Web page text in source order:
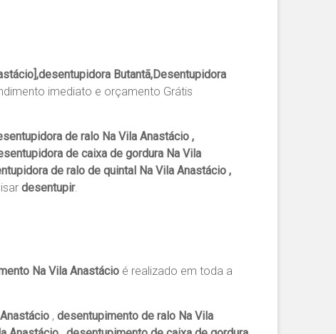
Butantã,Desentupidora
imediato e orçamento Grátis
de ralo Na Vila Anastácio ,
de caixa de gordura Na Vila
de ralo de quintal Na Vila Anastácio ,
desentupir.
Na Vila Anastácio é realizado em toda a
, desentupimento de ralo Na Vila